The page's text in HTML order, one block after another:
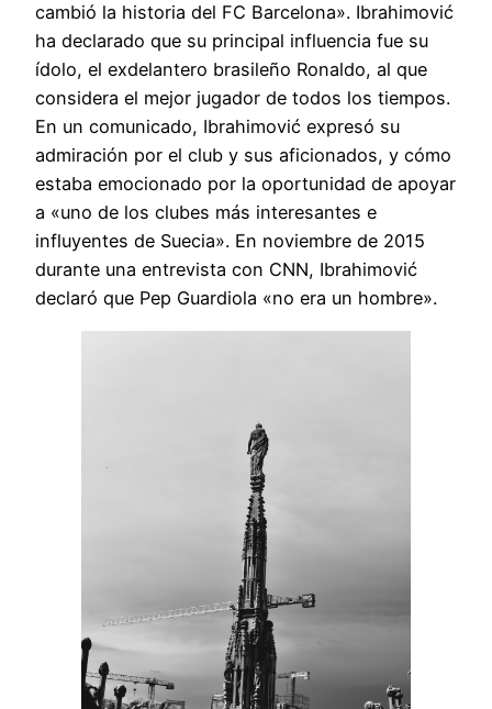
cambió la historia del FC Barcelona». Ibrahimović
ha declarado que su principal influencia fue su
ídolo, el exdelantero brasileño Ronaldo, al que
considera el mejor jugador de todos los tiempos.
En un comunicado, Ibrahimović expresó su
admiración por el club y sus aficionados, y cómo
estaba emocionado por la oportunidad de apoyar
a «uno de los clubes más interesantes e
influyentes de Suecia». En noviembre de 2015
durante una entrevista con CNN, Ibrahimović
declaró que Pep Guardiola «no era un hombre».